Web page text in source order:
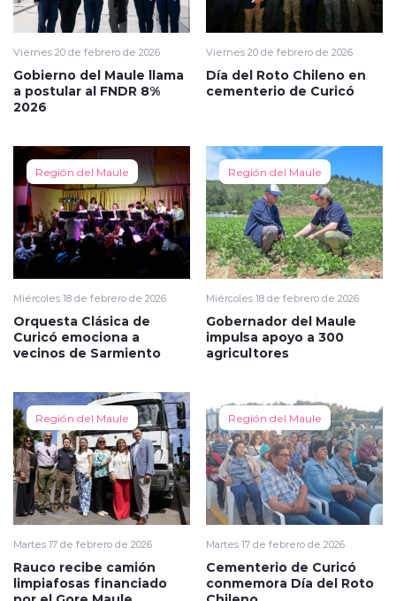
Viernes 20 de febrero de 2026
Gobierno del Maule llama
a postular al FNDR 8%
2026
Viernes 20 de febrero de 2026
Día del Roto Chileno en
cementerio de Curicó
Región del Maule
Miércoles 18 de febrero de 2026
Orquesta Clásica de
Curicó emociona a
vecinos de Sarmiento
Región del Maule
Miércoles 18 de febrero de 2026
Gobernador del Maule
impulsa apoyo a 300
agricultores
Región del Maule
Martes 17 de febrero de 2026
Rauco recibe camión
limpiafosas financiado
Región del Maule
Martes 17 de febrero de 2026
Cementerio de Curicó
conmemora Día del Roto